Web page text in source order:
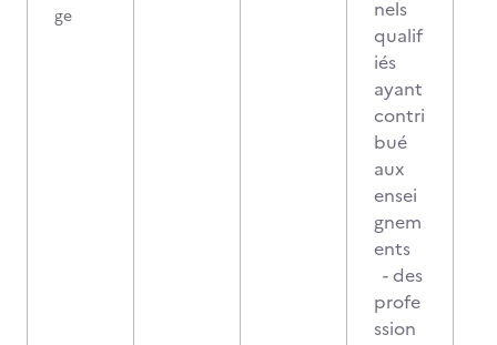
ge
nels
qualif
iés
ayant
contri
bué
aux
ensei
gnem
ents
- des
profe
ssion